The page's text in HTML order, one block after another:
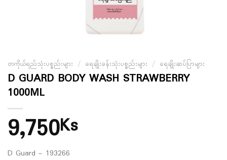
တကိုယ်ရည်သုံးပစ္စည်းများ / ရေချိုးခန်းသုံးပစ္စည်းများ / ရေချိုးဆပ်ပြာများ
D GUARD BODY WASH STRAWBERRY
1000ML
9,750Ks
D Guard – 193266